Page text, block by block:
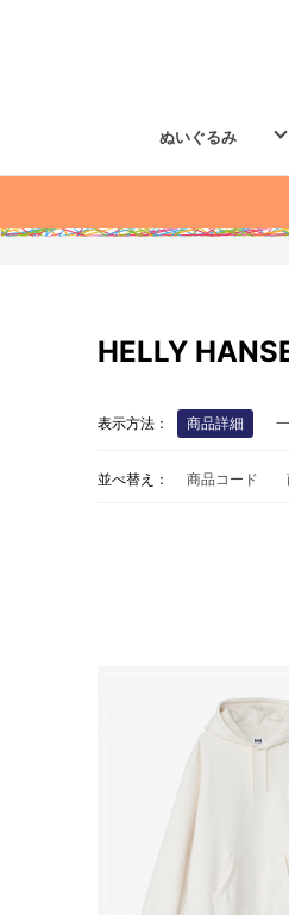
ぬいぐるみ
HELLY
表示方法： 商品詳細
並べ替え： 商品コード